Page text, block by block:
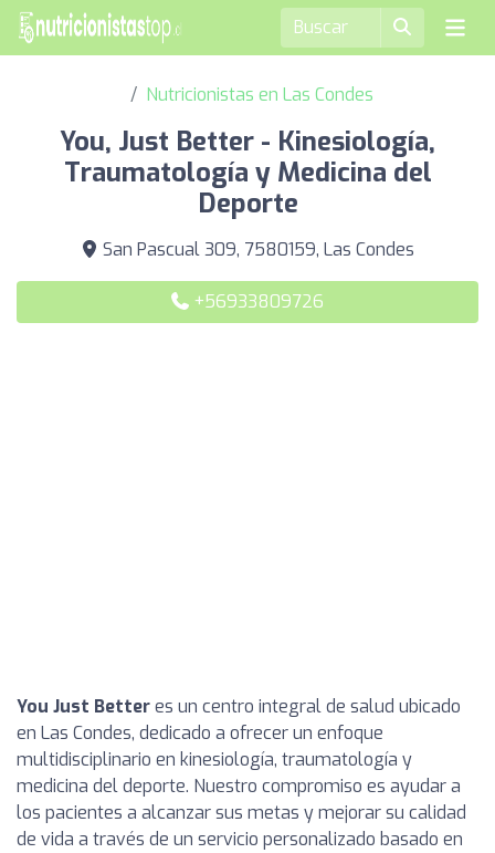
Nutricionistas en Las Condes
You, Just Better - Kinesiología,
Traumatología y Medicina del
Deporte
San Pascual 309, 7580159, Las Condes
+56933809726
You Just Betteres un centro integral de salud ubicado
en Las Condes, dedicado a ofrecer un enfoque
multidisciplinario en kinesiología, traumatología y
medicina del deporte. Nuestro compromiso es ayudar a
los pacientes a alcanzar sus metas y mejorar su calidad
de vida a través de un servicio personalizado basado en